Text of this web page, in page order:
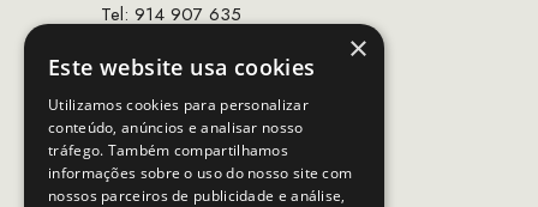
Tel: 914 907 635
Horário de contacto:
Dias úteis das 10h as 19h
×
Este website usa cookies
Utilizamos cookies para personalizar
conteúdo, anúncios e analisar nosso
tráfego. Também compartilhamos
informações sobre o uso do nosso site com
nossos parceiros de publicidade e análise,